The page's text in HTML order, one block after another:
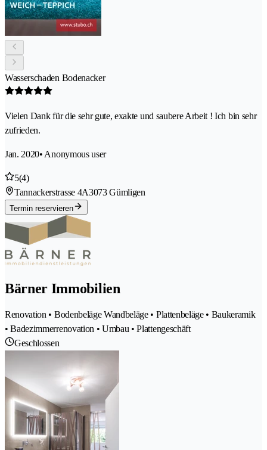
Wasserschaden Bodenacker
Vielen Dank für die sehr gute, exakte und saubere Arbeit ! Ich bin sehr
zufrieden.
Jan. 2020• Anonymous user
5(4)
Tannackerstrasse 4A3073 Gümligen
Termin reservieren
Bärner Immobilien
Renovation • Bodenbeläge Wandbeläge • Plattenbeläge • Baukeramik
• Badezimmerrenovation • Umbau • Plattengeschäft
Geschlossen